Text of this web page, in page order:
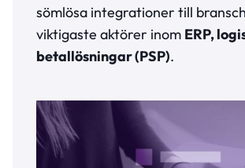
sömlösa integrationer till
viktigaste aktörer inom ERP,
betallösningar (PSP).